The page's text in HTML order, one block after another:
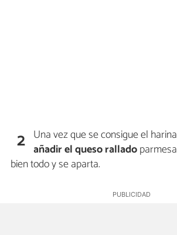
2 Una vez que se consigue el
añadir el queso rallado
bien todo y se aparta.